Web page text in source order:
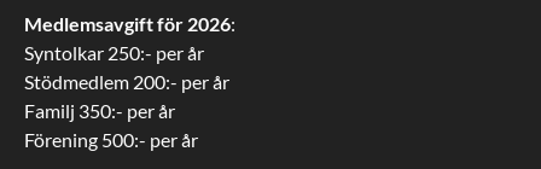
Medlemsavgift för 2026:
Syntolkar 250:- per år
Stödmedlem 200:- per år
Familj 350:- per år
Förening 500:- per år